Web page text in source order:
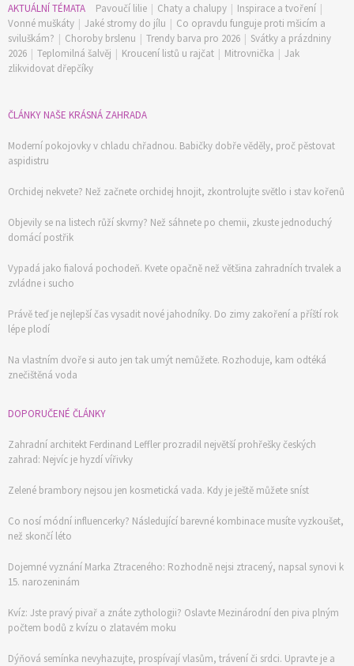
74 Kč
Objednat >
AKTUÁLNÍ TÉMATA Pavoučí lilie | Chaty a chalupy | Inspirace a tvoření |
Vonné muškáty | Jaké stromy do jílu | Co opravdu funguje proti mšicím a
sviluškám? | Choroby brslenu | Trendy barva pro 2026 | Svátky a prázdniny
2026 | Teplomilná šalvěj | Kroucení listů u rajčat | Mitrovnička | Jak
zlikvidovat dřepčíky
ČLÁNKY NAŠE KRÁSNÁ ZAHRADA
Moderní pokojovky v chladu chřadnou. Babičky dobře věděly, proč pěstovat
aspidistru
Orchidej nekvete? Než začnete orchidej hnojit, zkontrolujte světlo i stav kořenů
Objevily se na listech růží skvrny? Než sáhnete po chemii, zkuste jednoduchý
domácí postřik
Vypadá jako fialová pochodeň. Kvete opačně než většina zahradních trvalek a
zvládne i sucho
Právě teď je nejlepší čas vysadit nové jahodníky. Do zimy zakoření a příští rok
lépe plodí
Na vlastním dvoře si auto jen tak umýt nemůžete. Rozhoduje, kam odtéká
znečištěná voda
DOPORUČENÉ ČLÁNKY
Zahradní architekt Ferdinand Leffler prozradil největší prohřešky českých
zahrad: Nejvíc je hyzdí vířivky
Zelené brambory nejsou jen kosmetická vada. Kdy je ještě můžete sníst
Co nosí módní influencerky? Následující barevné kombinace musíte vyzkoušet,
než skončí léto
Dojemné vyznání Marka Ztraceného: Rozhodně nejsi ztracený, napsal synovi k
15. narozeninám
Kvíz: Jste pravý pivař a znáte zythologii? Oslavte Mezinárodní den piva plným
počtem bodů z kvízu o zlatavém moku
Dýňová semínka nevyhazujte, prospívají vlasům, trávení či srdci. Upravte je a